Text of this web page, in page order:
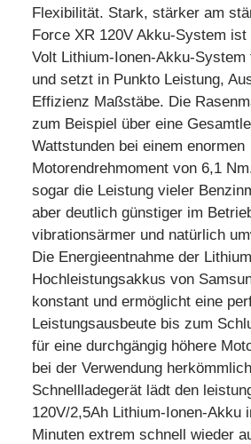
Flexibilität. Stark, stärker am
Force XR 120V Akku-System
Volt Lithium-Ionen-Akku-System
und setzt in Punkto Leistung,
Effizienz Maßstäbe. Die
zum Beispiel über eine
Wattstunden bei einem enormen
Motorendrehmoment von 6,1
sogar die Leistung vieler
aber deutlich günstiger im
vibrationsärmer und natürlich
Die Energieentnahme der
Hochleistungsakkus von
konstant und ermöglicht eine
Leistungsausbeute bis zum
für eine durchgängig höhere
bei der Verwendung
Schnellladegerät lädt den
120V/2,5Ah Lithium-Ionen-Akku
Minuten extrem schnell wieder